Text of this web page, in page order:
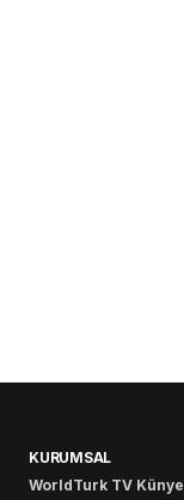
KURUMSAL
WorldTurk TV Künye